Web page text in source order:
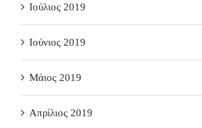
Ιούλιος 2019
Ιούνιος 2019
Μάιος 2019
Απρίλιος 2019